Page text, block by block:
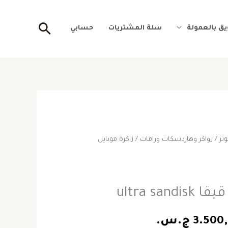
بالعمولة سلة المشتريات حسابي البحث
/ زواكر وهاردسكات ورامات / زاكرة موبايل
ج.س.
السعر
هو: